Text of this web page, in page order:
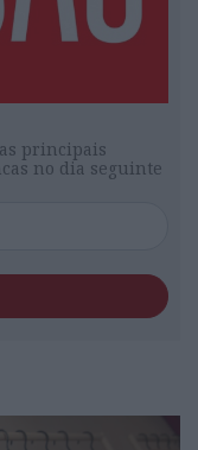
principais
no dia seguinte